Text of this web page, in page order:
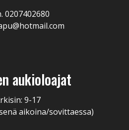
0207402680
aukioloajat
9-17
aikoina/sovittaessa)